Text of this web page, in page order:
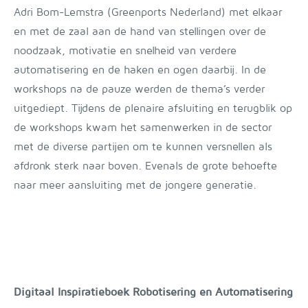
Adri Bom-Lemstra (Greenports Nederland) met elkaar
en met de zaal aan de hand van stellingen over de
noodzaak, motivatie en snelheid van verdere
automatisering en de haken en ogen daarbij. In de
workshops na de pauze werden de thema’s verder
uitgediept. Tijdens de plenaire afsluiting en terugblik op
de workshops kwam het samenwerken in de sector
met de diverse partijen om te kunnen versnellen als
afdronk sterk naar boven. Evenals de grote behoefte
naar meer aansluiting met de jongere generatie.
Digitaal Inspiratieboek Robotisering en Automatisering